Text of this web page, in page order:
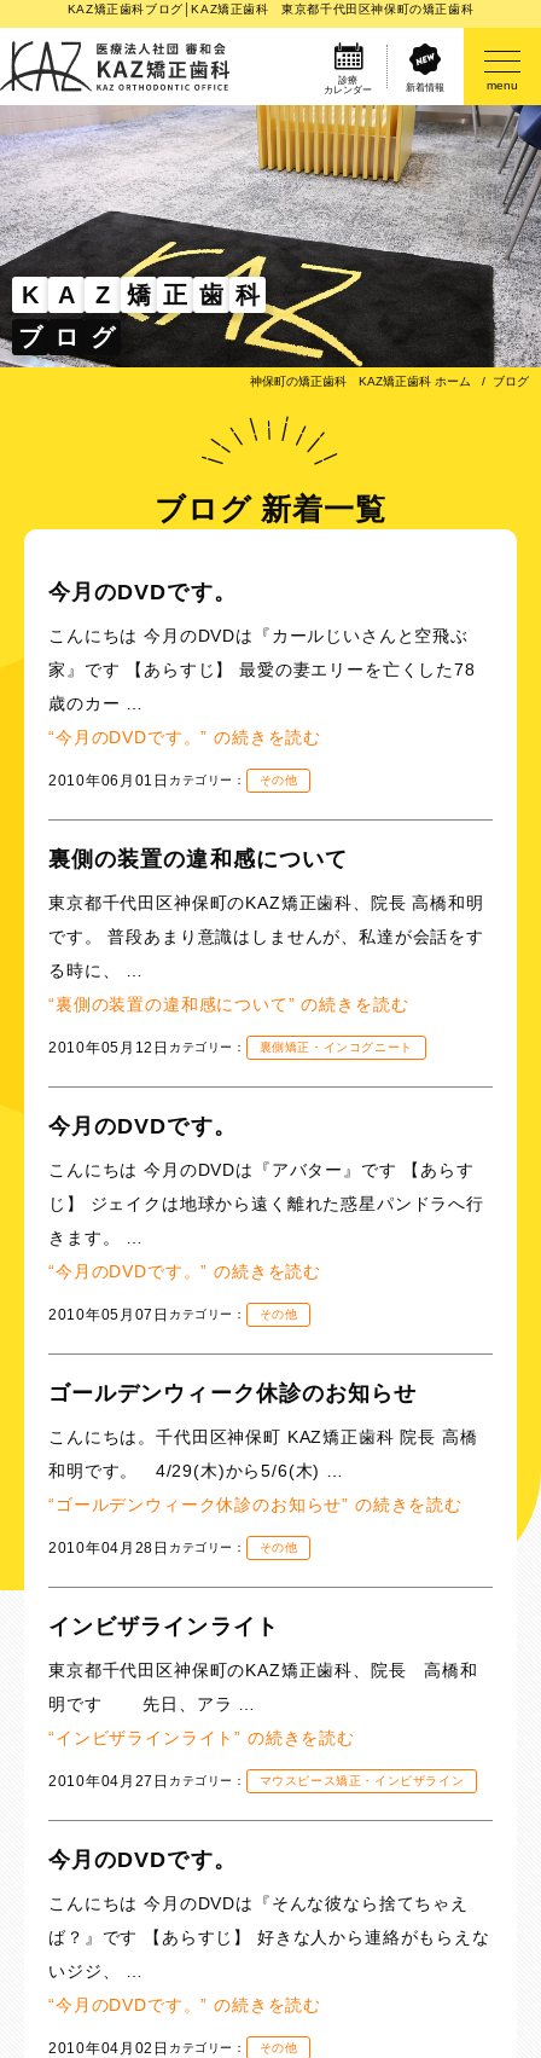
KAZ矯正歯科ブログ│KAZ矯正歯科 東京都千代田区神保町の矯正歯科
診療
カレンダー
新着情報 menu
K A Z 矯 正 歯 科
ブ ロ グ
神保町の矯正歯科 KAZ矯正歯科 ホーム ブログ
ブログ 新着一覧
今月のDVDです。
こんにちは 今月のDVDは『カールじいさんと空飛ぶ
家』です 【あらすじ】 最愛の妻エリーを亡くした78
歳のカー …
“今月のDVDです。” の続きを読む
2010年06月01日 カテゴリー： その他
裏側の装置の違和感について
東京都千代田区神保町のKAZ矯正歯科、院長 高橋和明
です。 普段あまり意識はしませんが、私達が会話をす
る時に、 …
“裏側の装置の違和感について” の続きを読む
2010年05月12日 カテゴリー： 裏側矯正・インコグニート
今月のDVDです。
こんにちは 今月のDVDは『アバター』です 【あらす
じ】 ジェイクは地球から遠く離れた惑星パンドラへ行
きます。 …
“今月のDVDです。” の続きを読む
2010年05月07日 カテゴリー： その他
ゴールデンウィーク休診のお知らせ
こんにちは。千代田区神保町 KAZ矯正歯科 院長 高橋
和明です。 4/29(木)から5/6(木) …
“ゴールデンウィーク休診のお知らせ” の続きを読む
2010年04月28日 カテゴリー： その他
インビザラインライト
東京都千代田区神保町のKAZ矯正歯科、院長 高橋和
明です 先日、アラ …
“インビザラインライト” の続きを読む
2010年04月27日 カテゴリー： マウスピース矯正・インビザライン
今月のDVDです。
こんにちは 今月のDVDは『そんな彼なら捨てちゃえ
ば？』です 【あらすじ】 好きな人から連絡がもらえな
いジジ、 …
“今月のDVDです。” の続きを読む
2010年04月02日 カテゴリー： その他
医院案内
矯正歯科治療のご案内
矯正装置のご紹介
その他